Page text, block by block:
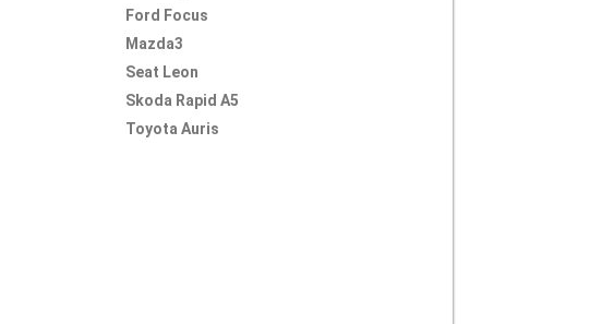
Ford Focus
Mazda3
Seat Leon
Skoda Rapid A5
Toyota Auris